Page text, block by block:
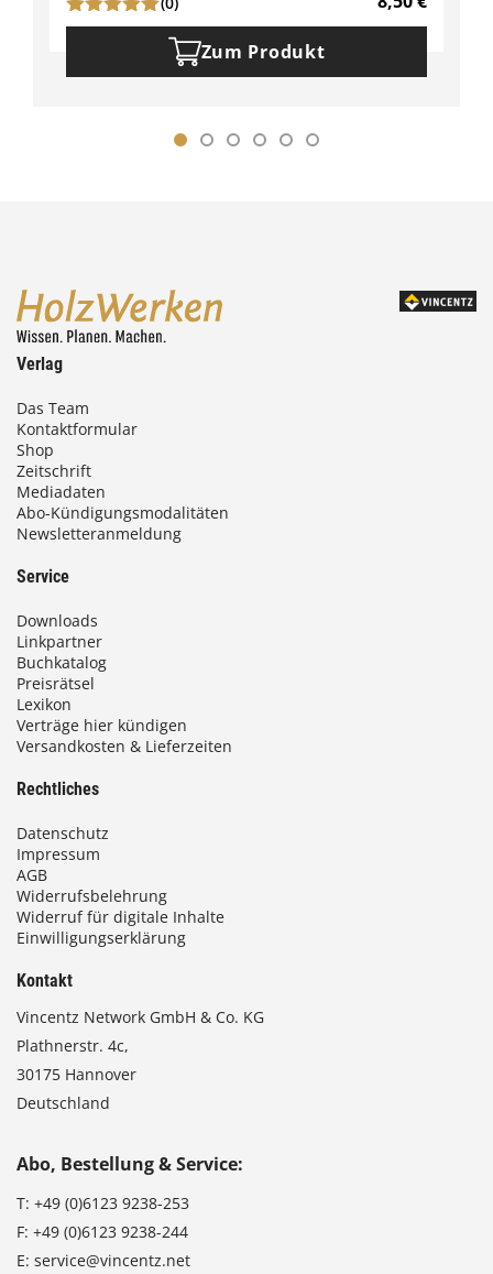
Zum Produkt
Verlag
Das Team
Kontaktformular
Shop
Zeitschrift
Mediadaten
Abo-Kündigungsmodalitäten
Newsletteranmeldung
Service
Downloads
Linkpartner
Buchkatalog
Preisrätsel
Lexikon
Verträge hier kündigen
Versandkosten & Lieferzeiten
Rechtliches
Datenschutz
Impressum
AGB
Widerrufsbelehrung
Widerruf für digitale Inhalte
Einwilligungserklärung
Kontakt
Vincentz Network GmbH & Co. KG
Plathnerstr. 4c,
30175 Hannover
Deutschland
Abo, Bestellung & Service:
T: +49 (0)6123 9238-253
F: +49 (0)6123 9238-244
E: service@vincentz.net